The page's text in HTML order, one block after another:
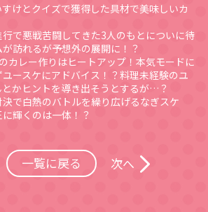
けとクイズで獲得した具材で美味しいカ
で悪戦苦闘してきた3人のもとについに待
訪れるが予想外の展開に！？
カレー作りはヒートアップ！本気モードに
ースケにアドバイス！？料理未経験のユ
かヒントを導き出そうとするが…？
で白熱のバトルを繰り広げるなぎスケ
輝くのは一体！？
一覧に戻る 次へ